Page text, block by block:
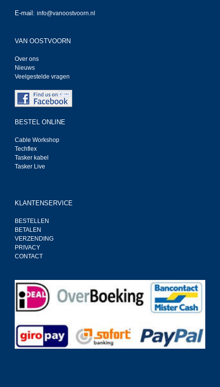
E-mail: info@vanoostvoorn.nl
VAN OOSTVOORN
Over ons
Nieuws
Veelgestelde vragen
BESTEL ONLINE
Cable Workshop
Techflex
Tasker kabel
Tasker Live
KLANTENSERVICE
BESTELLEN
BETALEN
VERZENDING
PRIVACY
CONTACT